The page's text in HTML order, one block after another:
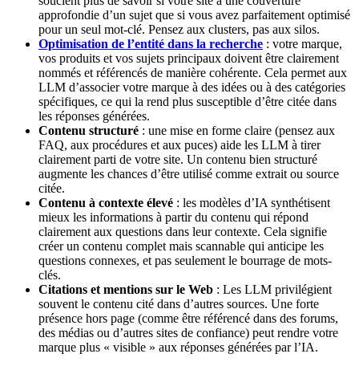
approfondie d’un sujet que si vous avez parfaitement optimisé
pour un seul mot-clé. Pensez aux clusters, pas aux silos.
Optimisation de l’entité dans la recherche : votre marque,
vos produits et vos sujets principaux doivent être clairement
nommés et référencés de manière cohérente. Cela permet aux
LLM d’associer votre marque à des idées ou à des catégories
spécifiques, ce qui la rend plus susceptible d’être citée dans
les réponses générées.
Contenu structuré : une mise en forme claire (pensez aux
FAQ, aux procédures et aux puces) aide les LLM à tirer
clairement parti de votre site. Un contenu bien structuré
augmente les chances d’être utilisé comme extrait ou source
citée.
Contenu à contexte élevé : les modèles d’IA synthétisent
mieux les informations à partir du contenu qui répond
clairement aux questions dans leur contexte. Cela signifie
créer un contenu complet mais scannable qui anticipe les
questions connexes, et pas seulement le bourrage de mots-
clés.
Citations et mentions sur le Web : Les LLM privilégient
souvent le contenu cité dans d’autres sources. Une forte
présence hors page (comme être référencé dans des forums,
des médias ou d’autres sites de confiance) peut rendre votre
marque plus « visible » aux réponses générées par l’IA.